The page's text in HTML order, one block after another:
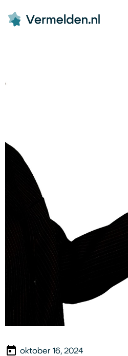
oktober 16, 2024